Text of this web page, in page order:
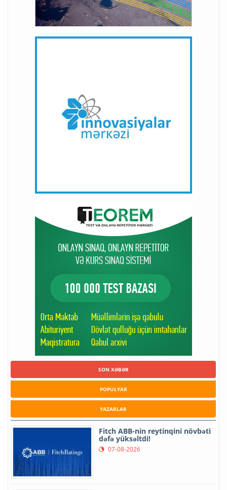
SON XƏBƏR
POPULYAR
YAZARLAR
Fitch ABB-nin reytinqini növbəti
dəfə yüksəltdi!
07-08-2026